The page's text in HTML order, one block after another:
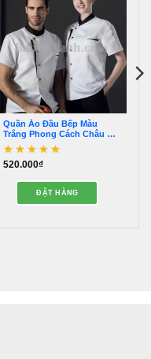
Quần Áo Đầu Bếp Màu
Trắng Phong Cách Châu Âu
– QADB00019
Được xếp hạng
520.000₫
ĐẶT HÀNG